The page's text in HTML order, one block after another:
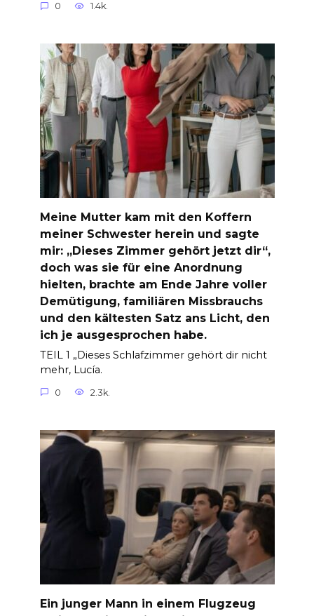
0 1.4k.
Meine Mutter kam mit den Koffern
meiner Schwester herein und sagte
mir: „Dieses Zimmer gehört jetzt dir“,
doch was sie für eine Anordnung
hielten, brachte am Ende Jahre voller
Demütigung, familiären Missbrauchs
und den kältesten Satz ans Licht, den
ich je ausgesprochen habe.
TEIL 1 „Dieses Schlafzimmer gehört dir nicht
mehr, Lucía.
0 2.3k.
Ein junger Mann in einem Flugzeug